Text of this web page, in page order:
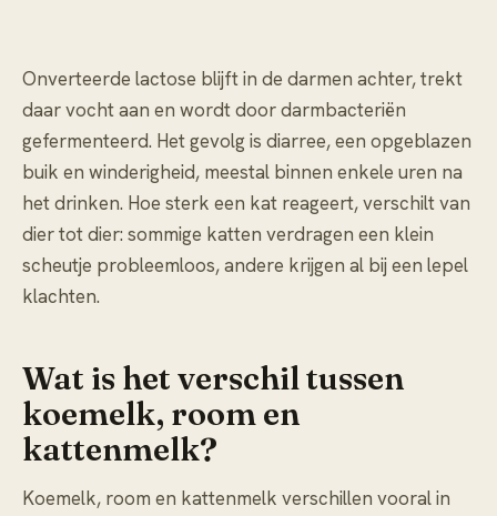
Onverteerde lactose blijft in de darmen achter, trekt
daar vocht aan en wordt door darmbacteriën
gefermenteerd. Het gevolg is diarree, een opgeblazen
buik en winderigheid, meestal binnen enkele uren na
het drinken. Hoe sterk een kat reageert, verschilt van
dier tot dier: sommige katten verdragen een klein
scheutje probleemloos, andere krijgen al bij een lepel
klachten.
Wat is het verschil tussen
koemelk, room en
kattenmelk?
Koemelk, room en kattenmelk verschillen vooral in